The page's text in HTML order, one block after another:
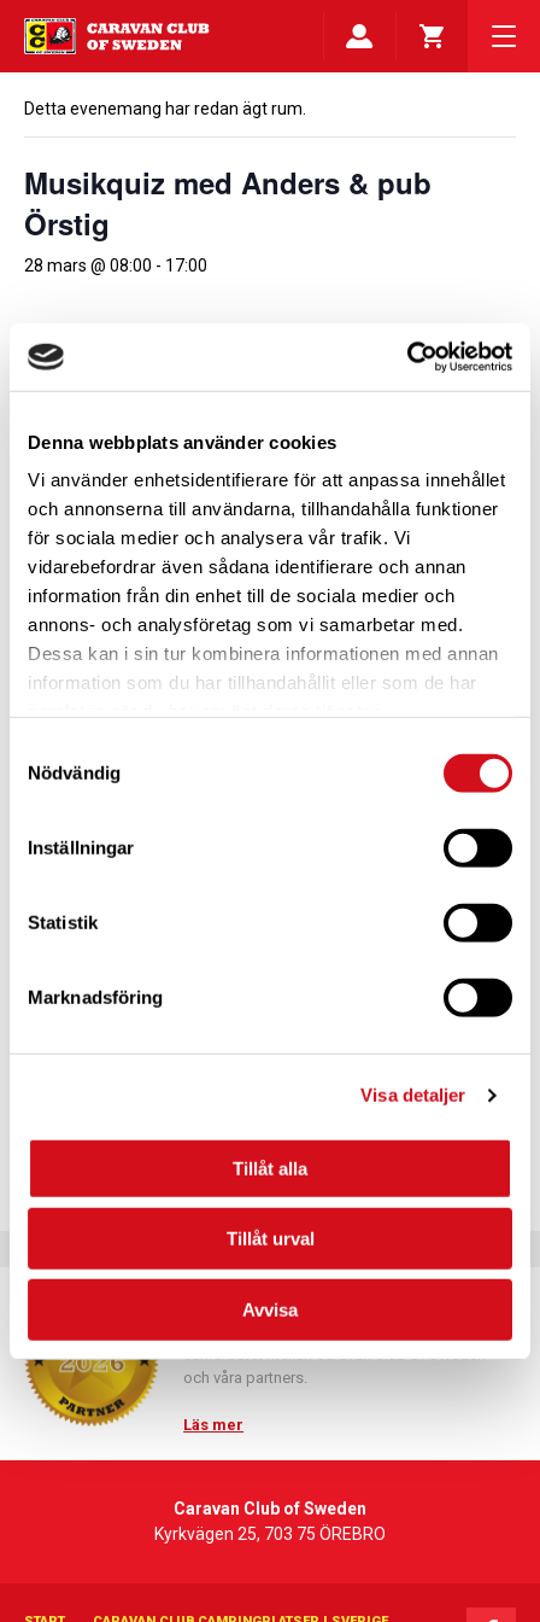
Denna webbplats använder cookies
Vi använder enhetsidentifierare för att anpassa innehållet
och annonserna till användarna, tillhandahålla funktioner
för sociala medier och analysera vår trafik. Vi
vidarebefordrar även sådana identifierare och annan
information från din enhet till de sociala medier och
annons- och analysföretag som vi samarbetar med.
Dessa kan i sin tur kombinera informationen med annan
information som du har tillhandahållit eller som de har
Nödvändig
Inställningar
Statistik
Marknadsföring
Visa detaljer
Tillåt alla
Tillåt urval
Avvisa
Detta evenemang har redan ägt rum.
Musikquiz med Anders & pub
Örstig
28 mars @ 08:00 - 17:00
Datum:
28 mars
Tid:
08:00 - 17:00
Caravan Club Stockholm
Caravan Club Örstig
Caravan Club Partner
samarbetet mellan Caravan Club of Sweden
och våra partners.
Läs mer
Caravan Club of Sweden
Kyrkvägen 25, 703 75 ÖREBRO